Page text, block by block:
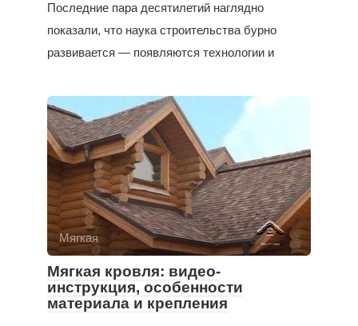
Последние пара десятилетий наглядно
показали, что наука строительства бурно
развивается — появляются технологии и
Мягкая
Мягкая кровля: видео-
инструкция, особенности
материала и крепления